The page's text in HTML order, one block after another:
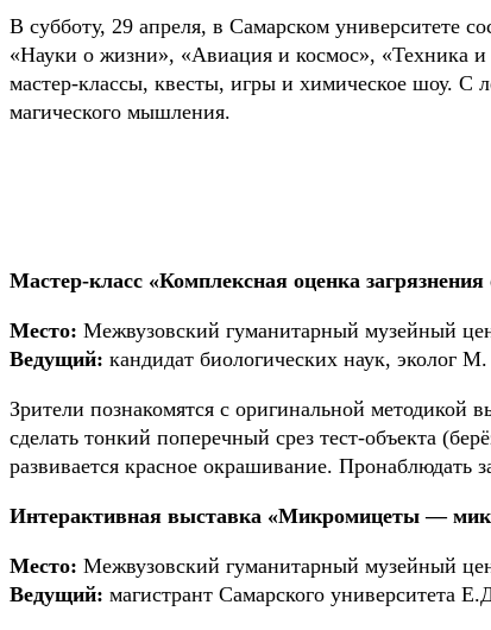
В субботу, 29 апреля, в Самарском университете
«Науки о жизни», «Авиация и космос», «Техника и
мастер-классы, квесты, игры и химическое шоу. С
магического мышления.
Мастер-класс «Комплексная оценка
Место: Межвузовский гуманитарный музейный
Ведущий: кандидат биологических наук, эколог
Зрители познакомятся с оригинальной методикой
сделать тонкий поперечный срез тест-объекта
развивается красное окрашивание.
Интерактивная выставка «Микромицеты —
Место: Межвузовский гуманитарный музейный
Ведущий: магистрант Самарского университета